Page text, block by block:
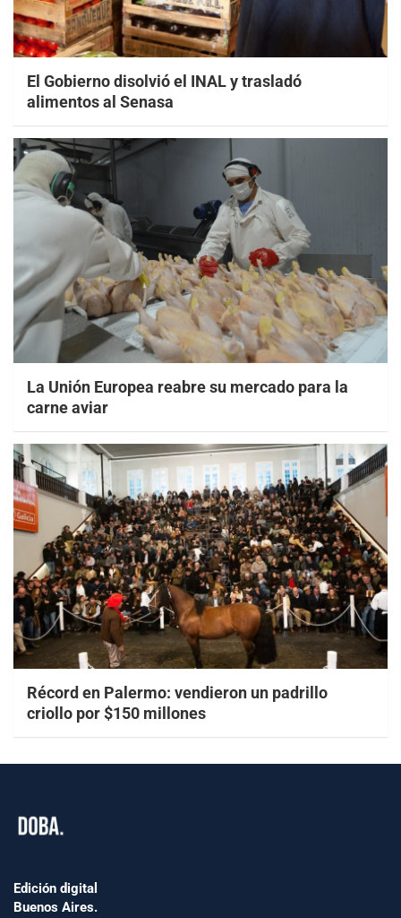
El Gobierno disolvió el INAL y trasladó
alimentos al Senasa
La Unión Europea reabre su mercado para la
carne aviar
Récord en Palermo: vendieron un padrillo
criollo por $150 millones
Edición digital
Buenos Aires.